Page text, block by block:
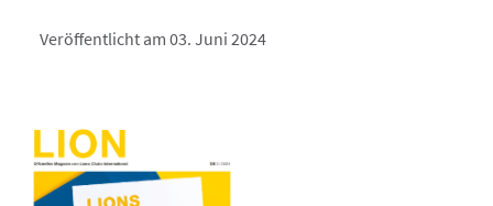
Veröffentlicht am 03. Juni 2024